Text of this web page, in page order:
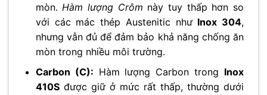
mòn. Hàm lượng Crôm này tuy thấp hơn so
với các mác thép Austenitic như Inox 304,
nhưng vẫn đủ để đảm bảo khả năng chống ăn
mòn trong nhiều môi trường.
Carbon (C): Hàm lượng Carbon trong Inox
410Sđược giữ ở mức rất thấp, thường dưới